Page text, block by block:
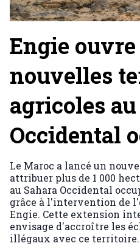
Engie
nouvelles
agricoles
Occidental
Le Maroc a lancé un
attribuer plus de 1 000
au Sahara Occidental
grâce à l'intervention de
Engie. Cette extension
envisage d'accroître les
illégaux avec ce territoire.